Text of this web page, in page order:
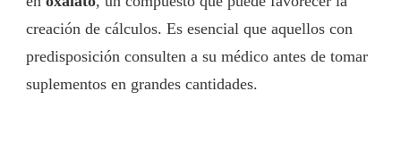
creación de cálculos. Es esencial que aquellos con
predisposición consulten a su médico antes de tomar
suplementos en grandes cantidades.